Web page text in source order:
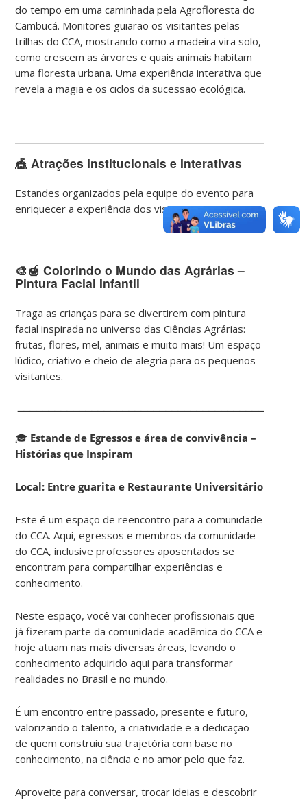
do tempo em uma caminhada pela Agrofloresta do
Cambucá. Monitores guiarão os visitantes pelas
trilhas do CCA, mostrando como a madeira vira solo,
como crescem as árvores e quais animais habitam
uma floresta urbana. Uma experiência interativa que
revela a magia e os ciclos da sucessão ecológica.
🎪Atrações Institucionais e Interativas
Estandes organizados pela equipe do evento para
enriquecer a experiência dos visitantes.
🎨🍯Colorindo o Mundo das Agrárias –
Pintura Facial Infantil
Traga as crianças para se divertirem com pintura
facial inspirada no universo das Ciências Agrárias:
frutas, flores, mel, animais e muito mais! Um espaço
lúdico, criativo e cheio de alegria para os pequenos
visitantes.
🎓 Estande de Egressos e área de convivência –
Histórias que Inspiram
Local: Entre guarita e Restaurante Universitário
Este é um espaço de reencontro para a comunidade
do CCA. Aqui, egressos e membros da comunidade
do CCA, inclusive professores aposentados se
encontram para compartilhar experiências e
conhecimento.
Neste espaço, você vai conhecer profissionais que
já fizeram parte da comunidade acadêmica do CCA e
hoje atuam nas mais diversas áreas, levando o
conhecimento adquirido aqui para transformar
realidades no Brasil e no mundo.
É um encontro entre passado, presente e futuro,
valorizando o talento, a criatividade e a dedicação
de quem construiu sua trajetória com base no
conhecimento, na ciência e no amor pelo que faz.
Aproveite para conversar, trocar ideias e descobrir